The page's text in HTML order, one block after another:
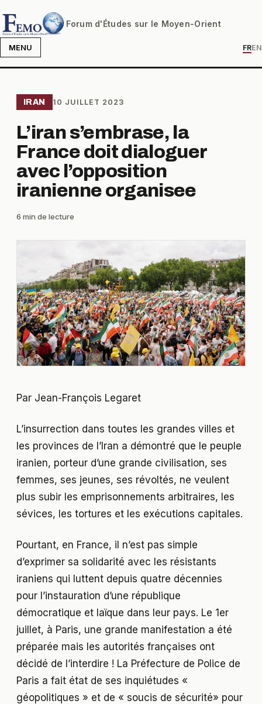
Forum d'Études sur le Moyen-Orient
MENU FREN
IRAN 10 JUILLET 2023
L’iran s’embrase, la
France doit dialoguer
avec l’opposition
iranienne organisee
6 min de lecture
Par Jean-François Legaret
L’insurrection dans toutes les grandes villes et
les provinces de l’Iran a démontré que le peuple
iranien, porteur d’une grande civilisation, ses
femmes, ses jeunes, ses révoltés, ne veulent
plus subir les emprisonnements arbitraires, les
sévices, les tortures et les exécutions capitales.
Pourtant, en France, il n’est pas simple
d’exprimer sa solidarité avec les résistants
iraniens qui luttent depuis quatre décennies
pour l’instauration d’une république
démocratique et laïque dans leur pays. Le 1er
juillet, à Paris, une grande manifestation a été
préparée mais les autorités françaises ont
décidé de l’interdire ! La Préfecture de Police de
Paris a fait état de ses inquiétudes «
géopolitiques » et de « soucis de sécurité» pour